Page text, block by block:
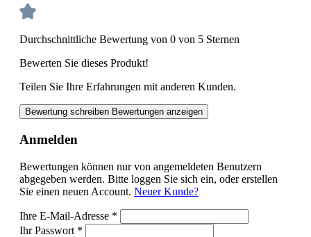
Durchschnittliche Bewertung von 0 von 5 Sternen
Bewerten Sie dieses Produkt!
Teilen Sie Ihre Erfahrungen mit anderen Kunden.
Bewertung schreiben Bewertungen anzeigen
Anmelden
Bewertungen können nur von angemeldeten Benutzern
abgegeben werden. Bitte loggen Sie sich ein, oder erstellen
Sie einen neuen Account. Neuer Kunde?
Ihre E-Mail-Adresse *
Ihr Passwort *